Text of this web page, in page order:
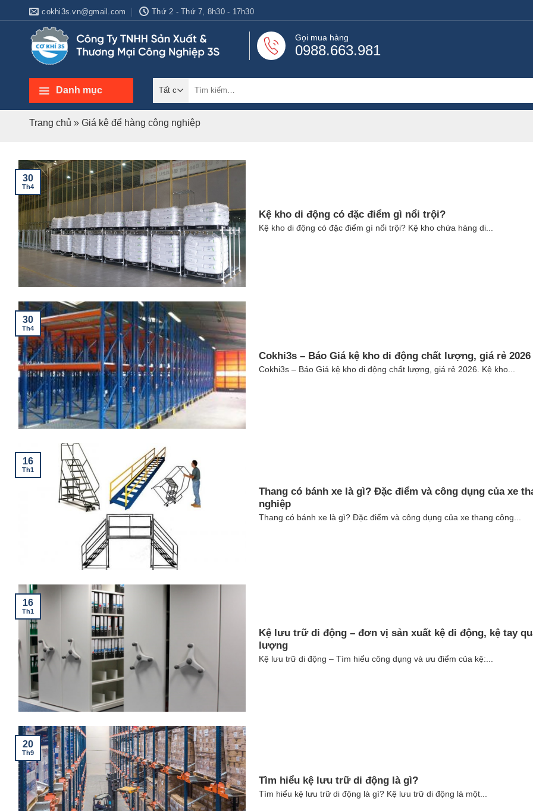
cokhi3s.vn@gmail.com Thứ 2 - Thứ 7, 8h30 - 17h30
Gọi mua hàng
0988.663.981
Danh mục
kiếm:
Trang chủ » Giá kệ để hàng công nghiệp
Kệ kho di động có đặc điểm gì nổi trội?
Kệ kho di động có đặc điểm gì nổi trội? Kệ kho chứa hàng di...
30
Th4
Cokhi3s – Báo Giá kệ kho di động chất lượng, giá rẻ 2026
Cokhi3s – Báo Giá kệ kho di động chất lượng, giá rẻ 2026. Kệ kho...
30
Th4
Thang có bánh xe là gì? Đặc điểm và công dụng của xe
nghiệp
Thang có bánh xe là gì? Đặc điểm và công dụng của xe thang công...
16
Th1
Kệ lưu trữ di động – đơn vị sản xuất kệ di động, kệ tay
lượng
Kệ lưu trữ di động – Tìm hiểu công dụng và ưu điểm của kệ:...
16
Th1
Tìm hiểu kệ lưu trữ di động là gì?
Tìm hiểu kệ lưu trữ di động là gì? Kệ lưu trữ di động là một...
20
Th9